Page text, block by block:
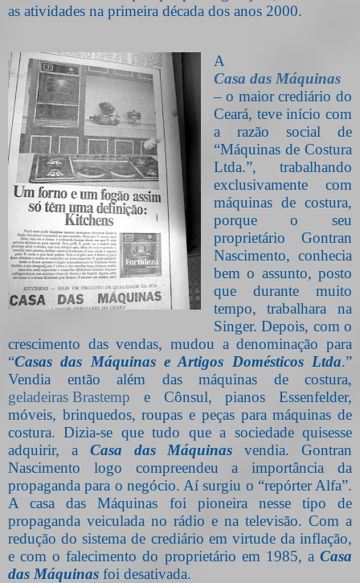
as atividades na primeira década dos anos 2000.
A
Casa das Máquinas
– o maior crediário do
Ceará, teve início com
a razão social de
“Máquinas de Costura
Ltda.”, trabalhando
exclusivamente com
máquinas de costura,
porque o seu
proprietário Gontran
Nascimento, conhecia
bem o assunto, posto
que durante muito
tempo, trabalhara na
Singer. Depois, com o
crescimento das vendas, mudou a denominação para
“Casas das Máquinas e Artigos Domésticos Ltda.”
Vendia então além das máquinas de costura,
geladeiras Brastemp e Cônsul, pianos Essenfelder,
móveis, brinquedos, roupas e peças para máquinas de
costura. Dizia-se que tudo que a sociedade quisesse
adquirir, a Casa das Máquinas vendia. Gontran
Nascimento logo compreendeu a importância da
propaganda para o negócio. Aí surgiu o “repórter Alfa”.
A casa das Máquinas foi pioneira nesse tipo de
propaganda veiculada no rádio e na televisão. Com a
redução do sistema de crediário em virtude da inflação,
e com o falecimento do proprietário em 1985, a Casa
das Máquinas foi desativada.